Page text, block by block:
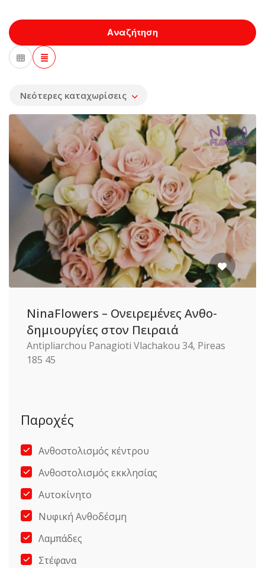
Αναζήτηση
Νεότερες καταχωρίσεις
NinaFlowers – Ονειρεμένες Ανθο-
δημιουργίες στον Πειραιά
Antipliarchou Panagioti Vlachakou 34, Pireas
185 45
Παροχές
Ανθοστολισμός κέντρου
Ανθοστολισμός εκκλησίας
Αυτοκίνητο
Νυφική Ανθοδέσμη
Λαμπάδες
Στέφανα